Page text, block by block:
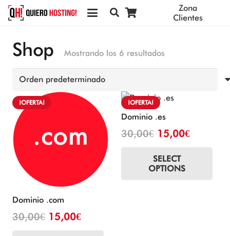
Zona
Clientes
Shop Mostrando los 6 resultados
¡OFERTA!
Dominio .com
30,00€ El
15,00€El
¡OFERTA!
Dominio .es
30,00€ El
original
era:
15,00€El
SELECT
OPTIONS